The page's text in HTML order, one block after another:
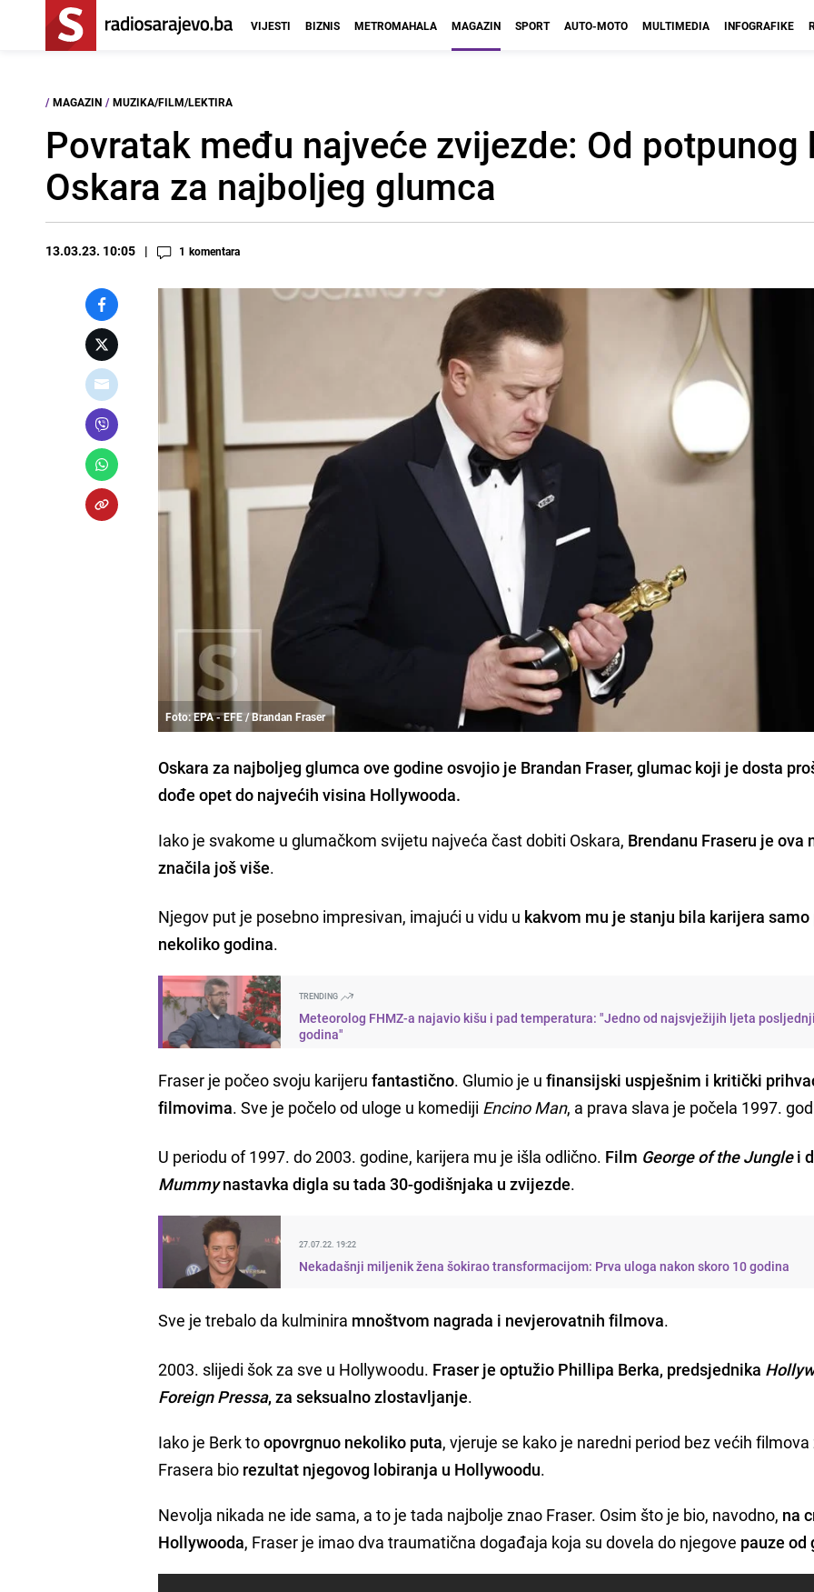
VIJESTI BIZNIS METROMAHALA MAGAZIN SPORT AUTO-MOTO MULTIMEDIA INFOGRAFIKE
/ MAGAZIN / MUZIKA/FILM/LEKTIRA
Povratak među najveće zvijezde: Od potpunog
Oskara za najboljeg glumca
13.03.23. 10:05 1 komentara
Foto: EPA - EFE / Brandan Fraser
Oskara za najboljeg glumca ove godine osvojio je Brandan Fraser, glumac koji je dosta
dođe opet do najvećih visina Hollywooda.
Iako je svakome u glumačkom svijetu najveća čast dobiti Oskara, Brendanu Fraseru je ova
značila još više.
Njegov put je posebno impresivan, imajući u vidu u kakvom mu je stanju bila karijera samo
nekoliko godina.
TRENDING
Meteorolog FHMZ-a najavio kišu i pad temperatura: "Jedno od najsvježijih ljeta
godina"
Fraser je počeo svoju karijerufantastično. Glumio je ufinansijski uspješnim i kritički
filmovima. Sve je počelo od uloge u komediji Encino Man, a prava slava je počela 1997.
U periodu of 1997. do 2003. godine, karijera mu je išla odlično. Film George of the Junglei
Mummynastavka digla su tada 30-godišnjaka u zvijezde.
27.07.22. 19:22
Nekadašnji miljenik žena šokirao transformacijom: Prva uloga nakon skoro 10 godina
Sve je trebalo da kulminira mnoštvom nagrada i nevjerovatnih filmova.
2003. slijedi šok za sve u Hollywoodu. Fraser je optužio Phillipa Berka, predsjednika
Foreign Pressa, za seksualno zlostavljanje.
Iako je Berk toopovrgnuo nekoliko puta, vjeruje se kako je naredni period bez većih filmova
Frasera bio rezultat njegovog lobiranja u Hollywoodu.
Nevolja nikada ne ide sama, a to je tada najbolje znao Fraser. Osim što je bio, navodno, na
Hollywooda, Fraser je imao dva traumatična događaja koja su dovela do njegove pauze od